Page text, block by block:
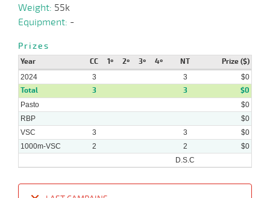
Weight: 55k
Equipment: -
Prizes
Year CC 1º 2º 3º 4º NT Prize ($)
2024 3 3 $0
Total 3 3 $0
Pasto
$0
RBP
$0
VSC
3 3
$0
1000m-VSC
2 2
$0
D.S.C